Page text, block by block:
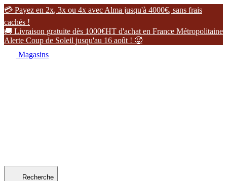
 Payez en 2x, 3x ou 4x avec Alma jusqu'à 4000€, sans frais
cachés !
 Livraison gratuite dès 1000€HT d'achat en France Métropolitaine
Alerte Coup de Soleil jusqu'au 16 août ! 
Magasins
Recherche